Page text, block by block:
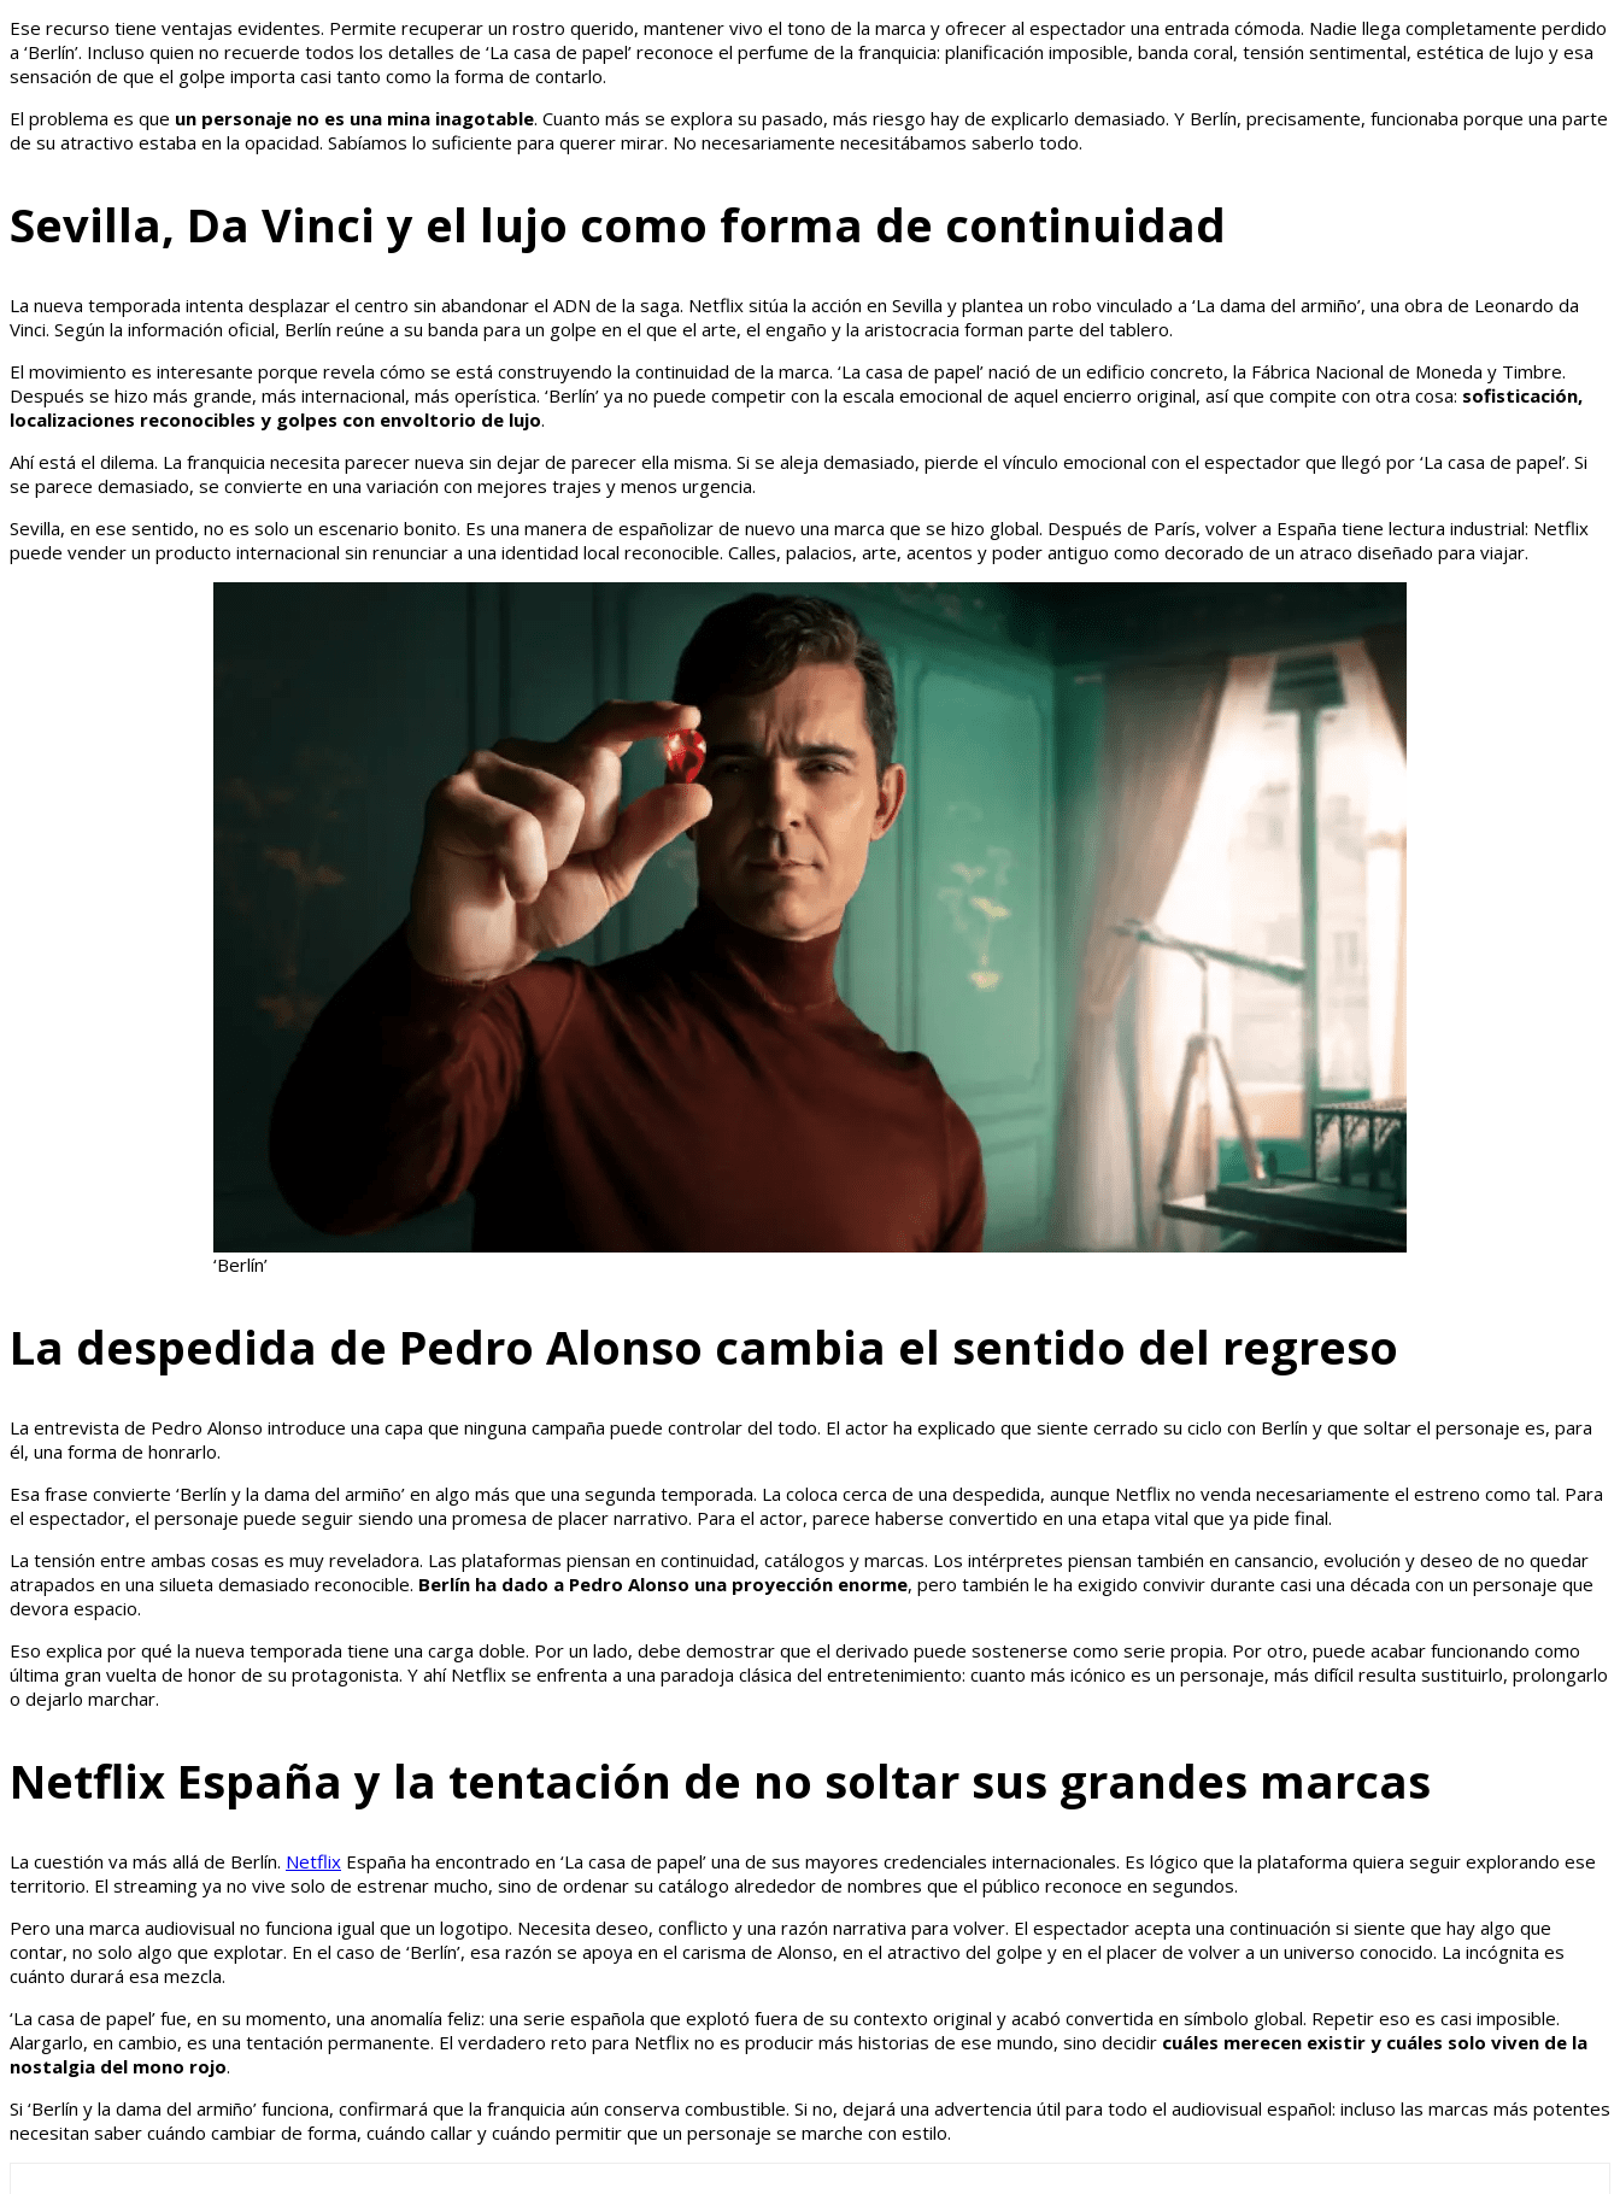
Ese recurso tiene ventajas evidentes. Permite recuperar un rostro querido, mantener vivo el tono de la marca y ofrecer al espectador una entrada cómoda. Nadie llega completamente perdido
a ‘Berlín’. Incluso quien no recuerde todos los detalles de ‘La casa de papel’ reconoce el perfume de la franquicia: planificación imposible, banda coral, tensión sentimental, estética de lujo y esa
sensación de que el golpe importa casi tanto como la forma de contarlo.
El problema es que un personaje no es una mina inagotable. Cuanto más se explora su pasado, más riesgo hay de explicarlo demasiado. Y Berlín, precisamente, funcionaba porque una parte
de su atractivo estaba en la opacidad. Sabíamos lo suficiente para querer mirar. No necesariamente necesitábamos saberlo todo.
Sevilla, Da Vinci y el lujo como forma de continuidad
La nueva temporada intenta desplazar el centro sin abandonar el ADN de la saga. Netflix sitúa la acción en Sevilla y plantea un robo vinculado a ‘La dama del armiño’, una obra de Leonardo da
Vinci. Según la información oficial, Berlín reúne a su banda para un golpe en el que el arte, el engaño y la aristocracia forman parte del tablero.
El movimiento es interesante porque revela cómo se está construyendo la continuidad de la marca. ‘La casa de papel’ nació de un edificio concreto, la Fábrica Nacional de Moneda y Timbre.
Después se hizo más grande, más internacional, más operística. ‘Berlín’ ya no puede competir con la escala emocional de aquel encierro original, así que compite con otra cosa: sofisticación,
localizaciones reconocibles y golpes con envoltorio de lujo.
Ahí está el dilema. La franquicia necesita parecer nueva sin dejar de parecer ella misma. Si se aleja demasiado, pierde el vínculo emocional con el espectador que llegó por ‘La casa de papel’. Si
se parece demasiado, se convierte en una variación con mejores trajes y menos urgencia.
Sevilla, en ese sentido, no es solo un escenario bonito. Es una manera de españolizar de nuevo una marca que se hizo global. Después de París, volver a España tiene lectura industrial: Netflix
puede vender un producto internacional sin renunciar a una identidad local reconocible. Calles, palacios, arte, acentos y poder antiguo como decorado de un atraco diseñado para viajar.
‘Berlín’
La despedida de Pedro Alonso cambia el sentido del regreso
La entrevista de Pedro Alonso introduce una capa que ninguna campaña puede controlar del todo. El actor ha explicado que siente cerrado su ciclo con Berlín y que soltar el personaje es, para
él, una forma de honrarlo.
Esa frase convierte ‘Berlín y la dama del armiño’ en algo más que una segunda temporada. La coloca cerca de una despedida, aunque Netflix no venda necesariamente el estreno como tal. Para
el espectador, el personaje puede seguir siendo una promesa de placer narrativo. Para el actor, parece haberse convertido en una etapa vital que ya pide final.
La tensión entre ambas cosas es muy reveladora. Las plataformas piensan en continuidad, catálogos y marcas. Los intérpretes piensan también en cansancio, evolución y deseo de no quedar
atrapados en una silueta demasiado reconocible. Berlín ha dado a Pedro Alonso una proyección enorme, pero también le ha exigido convivir durante casi una década con un personaje que
devora espacio.
Eso explica por qué la nueva temporada tiene una carga doble. Por un lado, debe demostrar que el derivado puede sostenerse como serie propia. Por otro, puede acabar funcionando como
última gran vuelta de honor de su protagonista. Y ahí Netflix se enfrenta a una paradoja clásica del entretenimiento: cuanto más icónico es un personaje, más difícil resulta sustituirlo, prolongarlo
o dejarlo marchar.
Netflix España y la tentación de no soltar sus grandes marcas
La cuestión va más allá de Berlín. Netflix España ha encontrado en ‘La casa de papel’ una de sus mayores credenciales internacionales. Es lógico que la plataforma quiera seguir explorando ese
territorio. El streaming ya no vive solo de estrenar mucho, sino de ordenar su catálogo alrededor de nombres que el público reconoce en segundos.
Pero una marca audiovisual no funciona igual que un logotipo. Necesita deseo, conflicto y una razón narrativa para volver. El espectador acepta una continuación si siente que hay algo que
contar, no solo algo que explotar. En el caso de ‘Berlín’, esa razón se apoya en el carisma de Alonso, en el atractivo del golpe y en el placer de volver a un universo conocido. La incógnita es
cuánto durará esa mezcla.
‘La casa de papel’ fue, en su momento, una anomalía feliz: una serie española que explotó fuera de su contexto original y acabó convertida en símbolo global. Repetir eso es casi imposible.
Alargarlo, en cambio, es una tentación permanente. El verdadero reto para Netflix no es producir más historias de ese mundo, sino decidir cuáles merecen existir y cuáles solo viven de la
nostalgia del mono rojo.
Si ‘Berlín y la dama del armiño’ funciona, confirmará que la franquicia aún conserva combustible. Si no, dejará una advertencia útil para todo el audiovisual español: incluso las marcas más potentes
necesitan saber cuándo cambiar de forma, cuándo callar y cuándo permitir que un personaje se marche con estilo.